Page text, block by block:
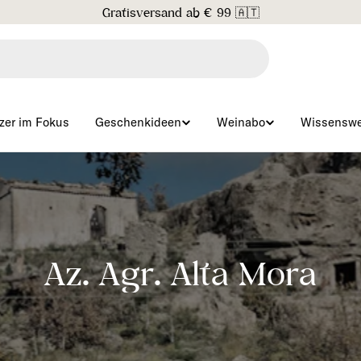
Gratisversand ab € 99 🇦🇹
im Fokus Geschenkideen Weinabo
S
a
m
Az. Agr. Alta Mora